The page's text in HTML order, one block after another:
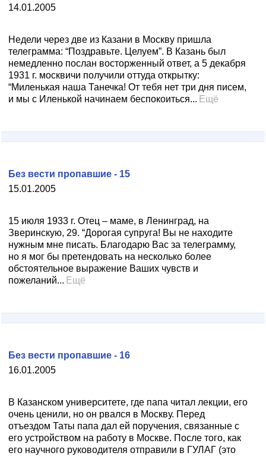
14.01.2005
Недели через две из Казани в Москву пришла
телеграмма: “Поздравьте. Целуем”. В Казань был
немедленно послан восторженный ответ, а 5 декабря
1931 г. москвичи получили оттуда открытку:
“Миленькая наша Танечка! От тебя нет три дня писем,
и мы с Иленькой начинаем беспокоиться... Ещё
15.01.2005
Без вести пропавшие - 15
15 июля 1933 г. Отец – маме, в Ленинград, на
Зверинскую, 29. “Дорогая супруга! Вы не находите
нужным мне писать. Благодарю Вас за телеграмму,
но я мог бы претендовать на несколько более
обстоятельное выражение Ваших чувств и
пожеланий... Ещё
16.01.2005
Без вести пропавшие - 16
В Казанском университете, где папа читал лекции, его
очень ценили, но он рвался в Москву. Перед
отъездом Таты папа дал ей поручения, связанные с
его устройством на работу в Москве. После того, как
его научного руководителя отправили в ГУЛАГ (это